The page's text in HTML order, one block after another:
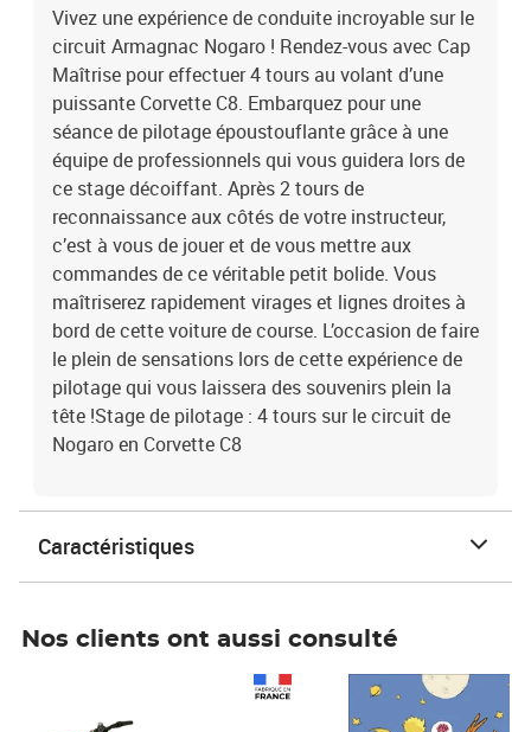
Vivez une expérience de conduite incroyable sur le
circuit Armagnac Nogaro ! Rendez-vous avec Cap
Maîtrise pour effectuer 4 tours au volant d’une
puissante Corvette C8. Embarquez pour une
séance de pilotage époustouflante grâce à une
équipe de professionnels qui vous guidera lors de
ce stage décoiffant. Après 2 tours de
reconnaissance aux côtés de votre instructeur,
c’est à vous de jouer et de vous mettre aux
commandes de ce véritable petit bolide. Vous
maîtriserez rapidement virages et lignes droites à
bord de cette voiture de course. L’occasion de faire
le plein de sensations lors de cette expérience de
pilotage qui vous laissera des souvenirs plein la
tête !Stage de pilotage : 4 tours sur le circuit de
Nogaro en Corvette C8
Caractéristiques
Nos clients ont aussi consulté
Prix 7,50€